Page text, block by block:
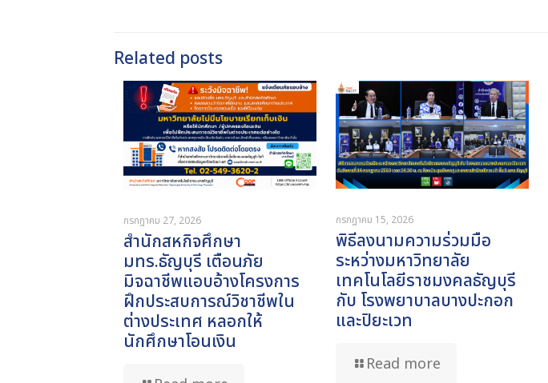
Related posts
กรกฎาคม 27, 2026
สำนักสหกิจศึกษา
มทร.ธัญบุรี เตือนภัย
มิจฉาชีพแอบอ้างโครงการ
ฝึกประสบการณ์วิชาชีพใน
ต่างประเทศ หลอกให้
นักศึกษาโอนเงิน
กรกฎาคม 15, 2026
พิธีลงนามความร่วมมือ
ระหว่างมหาวิทยาลัย
เทคโนโลยีราชมงคลธัญบุรี
กับ โรงพยาบาลบางปะกอก
และปิยะเวท
Read more